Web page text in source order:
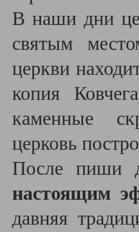
В наши дни
святым
церкви
копия
каменные
церковь
После пиши
настоящим
давняя